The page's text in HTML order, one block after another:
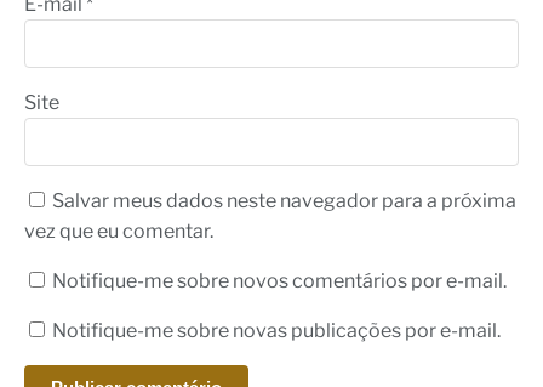
E-mail *
Site
Salvar meus dados neste navegador para a próxima
vez que eu comentar.
Notifique-me sobre novos comentários por e-mail.
Notifique-me sobre novas publicações por e-mail.